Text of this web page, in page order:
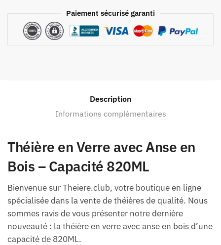
Paiement sécurisé garanti
Description
Informations complémentaires
Théière en Verre avec Anse en
Bois – Capacité 820ML
Bienvenue sur Theiere.club, votre boutique en ligne
spécialisée dans la vente de théières de qualité. Nous
sommes ravis de vous présenter notre dernière
nouveauté : la théière en verre avec anse en bois d’une
capacité de 820ML.